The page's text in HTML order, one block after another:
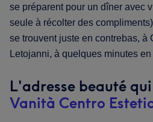
se préparent pour un dîner avec
seule à récolter des
se trouvent juste en contrebas, à
Letojanni, à quelques minutes
L'adresse beauté
Vanità Centro